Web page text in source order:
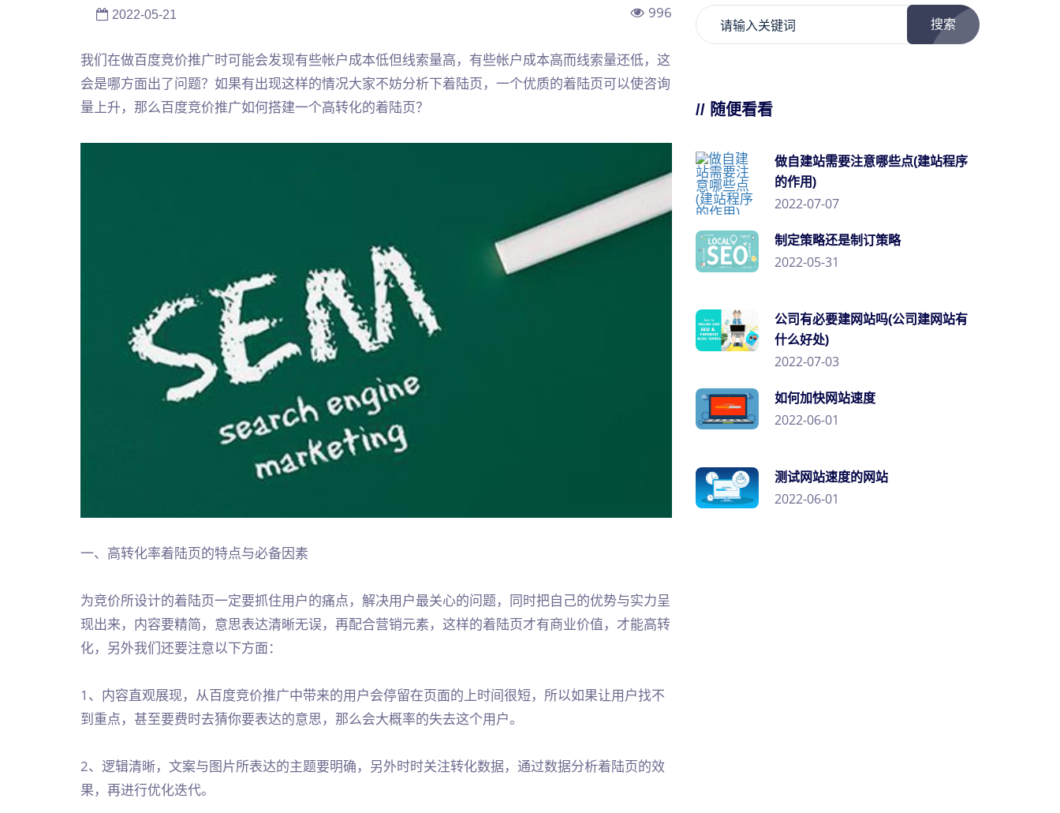
2022-05-21 996
我们在做百度竞价推广时可能会发现有些帐户成本低但线索量高，有些帐户成本高而线索量还低，这
会是哪方面出了问题？如果有出现这样的情况大家不妨分析下着陆页，一个优质的着陆页可以使咨询
量上升，那么百度竞价推广如何搭建一个高转化的着陆页？
一、高转化率着陆页的特点与必备因素
为竞价所设计的着陆页一定要抓住用户的痛点，解决用户最关心的问题，同时把自己的优势与实力呈
现出来，内容要精简，意思表达清晰无误，再配合营销元素，这样的着陆页才有商业价值，才能高转
化，另外我们还要注意以下方面：
1、内容直观展现，从百度竞价推广中带来的用户会停留在页面的上时间很短，所以如果让用户找不
到重点，甚至要费时去猜你要表达的意思，那么会大概率的失去这个用户。
2、逻辑清晰，文案与图片所表达的主题要明确，另外时时关注转化数据，通过数据分析着陆页的效
果，再进行优化迭代。
搜索
// 随便看看
做自建站需要注意哪些点(建站程序
的作用)
2022-07-07
制定策略还是制订策略
2022-05-31
公司有必要建网站吗(公司建网站有
什么好处)
2022-07-03
如何加快网站速度
2022-06-01
测试网站速度的网站
2022-06-01